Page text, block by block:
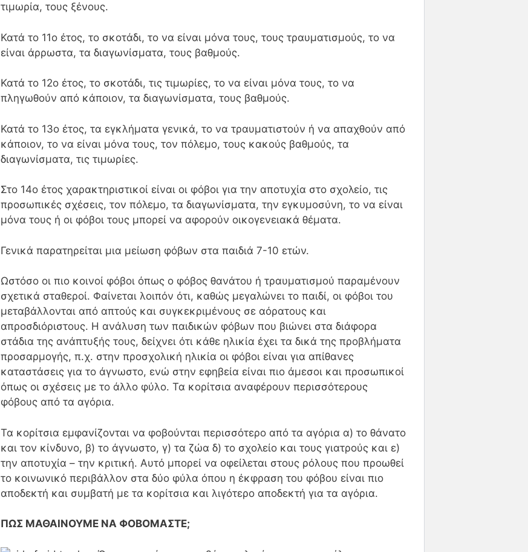
τιμωρία, τους ξένους.
Κατά το 11ο έτος, το σκοτάδι, το να είναι μόνα τους, τους τραυματισμούς, το να
είναι άρρωστα, τα διαγωνίσματα, τους βαθμούς.
Κατά το 12ο έτος, το σκοτάδι, τις τιμωρίες, το να είναι μόνα τους, το να
πληγωθούν από κάποιον, τα διαγωνίσματα, τους βαθμούς.
Κατά το 13ο έτος, τα εγκλήματα γενικά, το να τραυματιστούν ή να απαχθούν από
κάποιον, το να είναι μόνα τους, τον πόλεμο, τους κακούς βαθμούς, τα
διαγωνίσματα, τις τιμωρίες.
Στο 14ο έτος χαρακτηριστικοί είναι οι φόβοι για την αποτυχία στο σχολείο, τις
προσωπικές σχέσεις, τον πόλεμο, τα διαγωνίσματα, την εγκυμοσύνη, το να είναι
μόνα τους ή οι φόβοι τους μπορεί να αφορούν οικογενειακά θέματα.
Γενικά παρατηρείται μια μείωση φόβων στα παιδιά 7-10 ετών.
Ωστόσο οι πιο κοινοί φόβοι όπως ο φόβος θανάτου ή τραυματισμού παραμένουν
σχετικά σταθεροί. Φαίνεται λοιπόν ότι, καθώς μεγαλώνει το παιδί, οι φόβοι του
μεταβάλλονται από απτούς και συγκεκριμένους σε αόρατους και
απροσδιόριστους. Η ανάλυση των παιδικών φόβων που βιώνει στα διάφορα
στάδια της ανάπτυξής τους, δείχνει ότι κάθε ηλικία έχει τα δικά της προβλήματα
προσαρμογής, π.χ. στην προσχολική ηλικία οι φόβοι είναι για απίθανες
καταστάσεις για το άγνωστο, ενώ στην εφηβεία είναι πιο άμεσοι και προσωπικοί
όπως οι σχέσεις με το άλλο φύλο. Τα κορίτσια αναφέρουν περισσότερους
φόβους από τα αγόρια.
Τα κορίτσια εμφανίζονται να φοβούνται περισσότερο από τα αγόρια α) το θάνατο
και τον κίνδυνο, β) το άγνωστο, γ) τα ζώα δ) το σχολείο και τους γιατρούς και ε)
την αποτυχία – την κριτική. Αυτό μπορεί να οφείλεται στους ρόλους που προωθεί
το κοινωνικό περιβάλλον στα δύο φύλα όπου η έκφραση του φόβου είναι πιο
αποδεκτή και συμβατή με τα κορίτσια και λιγότερο αποδεκτή για τα αγόρια.
ΠΩΣ ΜΑΘΑΙΝΟΥΜΕ ΝΑ ΦΟΒΟΜΑΣΤΕ;